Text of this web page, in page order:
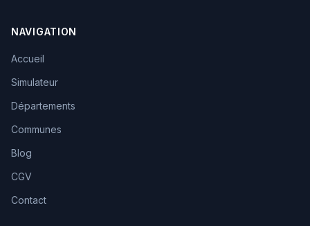
NAVIGATION
Accueil
Simulateur
Départements
Communes
Blog
CGV
Contact